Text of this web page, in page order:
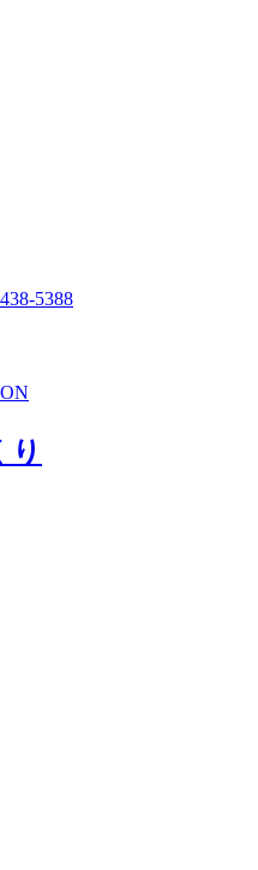
5388
り